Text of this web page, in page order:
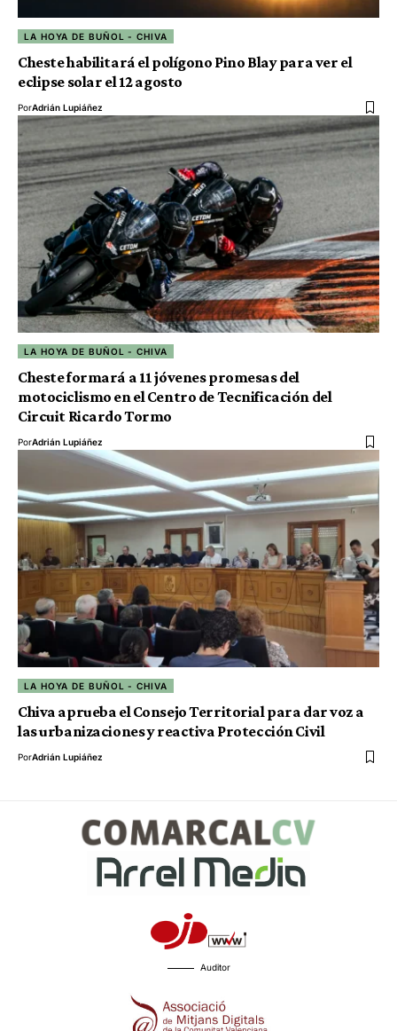
LA HOYA DE BUÑOL - CHIVA
Cheste habilitará el polígono Pino Blay para ver el
eclipse solar el 12 agosto
PorAdrián Lupiáñez
LA HOYA DE BUÑOL - CHIVA
Cheste formará a 11 jóvenes promesas del
motociclismo en el Centro de Tecnificación del
Circuit Ricardo Tormo
PorAdrián Lupiáñez
LA HOYA DE BUÑOL - CHIVA
Chiva aprueba el Consejo Territorial para dar voz a
las urbanizaciones y reactiva Protección Civil
PorAdrián Lupiáñez
Auditor